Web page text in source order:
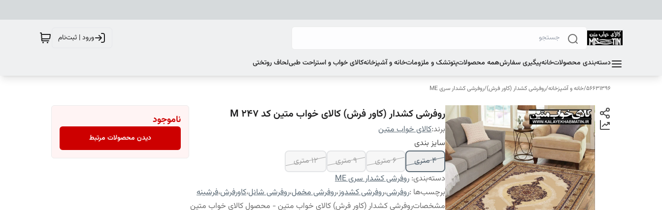
ورود | ثبت‌نام
دسته‌بندی محصولاتخانهپیگیری سفارشهمه محصولاتپتوتشک و ملزوماتخانه و آشپزخانهکالای خواب و استراحت طبیلحاف روتختی
56631396
/خانه و آشپزخانه/روفرشی کشدار (کاور فرش)/روفرشی کشدار سری ME
روفرشی کشدار (کاور فرش) کالای خواب متین کد M 247
برند:کالای خواب متین
سایز بندی
4 متری
6 متری 9 متری
12 متری
دسته‌بندی: روفرشی کشدار سری ME
برچسب‌ها :روفرشی،روفرشی کشدوز،روفرشی مخمل،روفرشی شانل،کاورفرش،فرشینه
مشخصاتروفرشی کشدار (کاور فرش) کالای خواب متین - محصول کالای خواب متین
ناموجود
دیدن محصولات مرتبط